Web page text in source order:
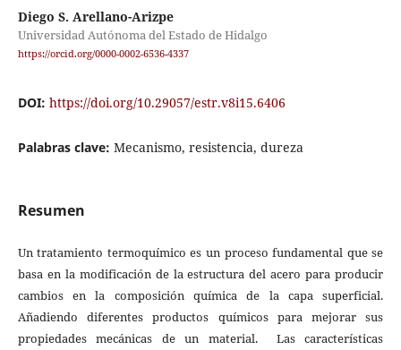
Diego S. Arellano-Arizpe
Universidad Autónoma del Estado de Hidalgo
https://orcid.org/0000-0002-6536-4337
DOI: https://doi.org/10.29057/estr.v8i15.6406
Palabras clave: Mecanismo, resistencia, dureza
Resumen
Un tratamiento termoquímico es un proceso fundamental que se
basa en la modificación de la estructura del acero para producir
cambios en la composición química de la capa superficial.
Añadiendo diferentes productos químicos para mejorar sus
propiedades mecánicas de un material. Las características